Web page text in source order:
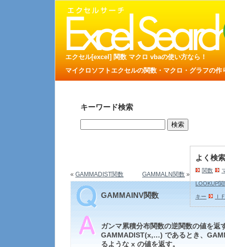
エクセル[excel] 関数 マクロ vbaの使い方なら！
マイクロソフトエクセルの関数・マクロ・グラフの
キーワード検索
よく検
関数
LOOKUP関
キー Ｉ
« GAMMADIST関数 GAMMALN関数 »
GAMMAINV関数
ガンマ累積分布関数の逆関数の値を返
GAMMADIST(x,…) であるとき、
るような x の値を返す。